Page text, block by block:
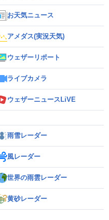
お天気ニュース
アメダス(実況天気)
ウェザーリポート
ライブカメラ
ウェザーニュースLiVE
雨雪レーダー
風レーダー
世界の雨雲レーダー
黄砂レーダー